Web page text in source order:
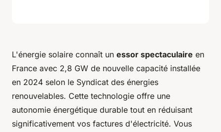
L'énergie solaire connaît un essor spectaculaire en
France avec 2,8 GW de nouvelle capacité installée
en 2024 selon le Syndicat des énergies
renouvelables. Cette technologie offre une
autonomie énergétique durable tout en réduisant
significativement vos factures d'électricité. Vous